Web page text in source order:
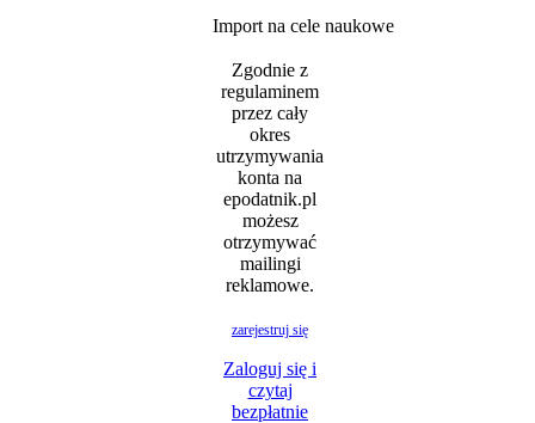
Import na cele naukowe
Zgodnie z
regulaminem
przez cały
okres
utrzymywania
konta na
epodatnik.pl
możesz
otrzymywać
mailingi
reklamowe.
zarejestruj się
Zaloguj się i
czytaj
bezpłatnie